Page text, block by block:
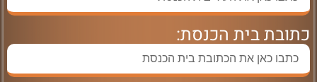
כתובת בית הכנסת: